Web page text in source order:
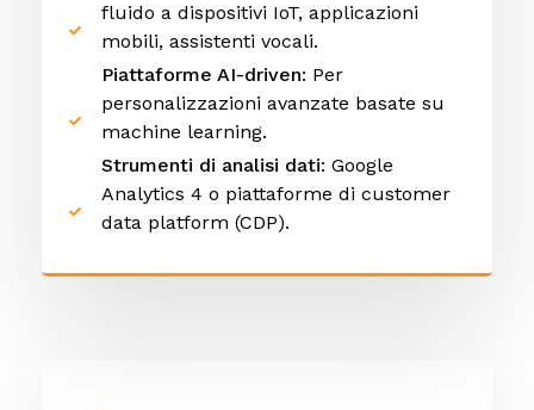
fluido a dispositivi IoT, applicazioni
mobili, assistenti vocali.
Piattaforme AI-driven: Per
personalizzazioni avanzate basate su
machine learning.
Strumenti di analisi dati: Google
Analytics 4 o piattaforme di customer
data platform (CDP).